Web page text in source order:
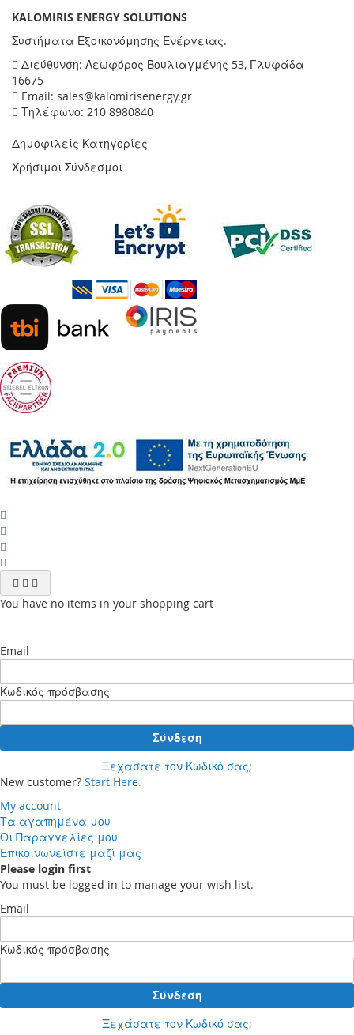
KALOMIRIS ENERGY SOLUTIONS
Συστήματα Εξοικονόμησης Ενέργειας.
Διεύθυνση: Λεωφόρος Βουλιαγμένης 53, Γλυφάδα -
16675
Email: sales@kalomirisenergy.gr
Τηλέφωνο: 210 8980840
Δημοφιλείς Κατηγορίες
Χρήσιμοι Σύνδεσμοι
You have no items in your shopping cart
Email
Κωδικός πρόσβασης
Σύνδεση
Ξεχάσατε τον Κωδικό σας;
New customer? Start Here.
My account
Τα αγαπημένα μου
Οι Παραγγελίες μου
Επικοινωνείστε μαζί μας
Please login first
You must be logged in to manage your wish list.
Email
Κωδικός πρόσβασης
Σύνδεση
Ξεχάσατε τον Κωδικό σας;